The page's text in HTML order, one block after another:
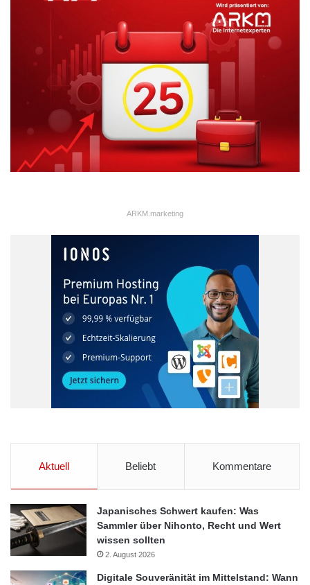
ARKM.marketing
Aktuell Beliebt Kommentare
Japanisches Schwert kaufen: Was
Sammler über Nihonto, Recht und Wert
wissen sollten
2. August 2026
Digitale Souveränität im Mittelstand: Wann